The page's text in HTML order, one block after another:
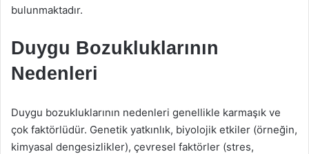
bulunmaktadır.
Duygu Bozukluklarının
Nedenleri
Duygu bozukluklarının nedenleri genellikle karmaşık ve
çok faktörlüdür. Genetik yatkınlık, biyolojik etkiler (örneğin,
kimyasal dengesizlikler), çevresel faktörler (stres,